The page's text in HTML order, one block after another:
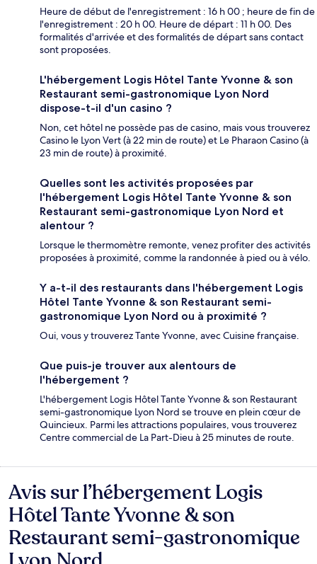
Heure de début de l'enregistrement : 16 h 00 ; heure de fin de
l'enregistrement : 20 h 00. Heure de départ : 11 h 00. Des
formalités d'arrivée et des formalités de départ sans contact
sont proposées.
L'hébergement Logis Hôtel Tante Yvonne & son
Restaurant semi-gastronomique Lyon Nord
dispose-t-il d'un casino ?
Non, cet hôtel ne possède pas de casino, mais vous trouverez
Casino le Lyon Vert (à 22 min de route) et Le Pharaon Casino (à
23 min de route) à proximité.
Quelles sont les activités proposées par
l'hébergement Logis Hôtel Tante Yvonne & son
Restaurant semi-gastronomique Lyon Nord et
alentour ?
Lorsque le thermomètre remonte, venez profiter des activités
proposées à proximité, comme la randonnée à pied ou à vélo.
Y a-t-il des restaurants dans l'hébergement Logis
Hôtel Tante Yvonne & son Restaurant semi-
gastronomique Lyon Nord ou à proximité ?
Oui, vous y trouverez Tante Yvonne, avec Cuisine française.
Que puis-je trouver aux alentours de
l'hébergement ?
L'hébergement Logis Hôtel Tante Yvonne & son Restaurant
semi-gastronomique Lyon Nord se trouve en plein cœur de
Quincieux. Parmi les attractions populaires, vous trouverez
Centre commercial de La Part-Dieu à 25 minutes de route.
Avis
Avis sur l’hébergement Logis
Hôtel Tante Yvonne & son
Restaurant semi-gastronomique